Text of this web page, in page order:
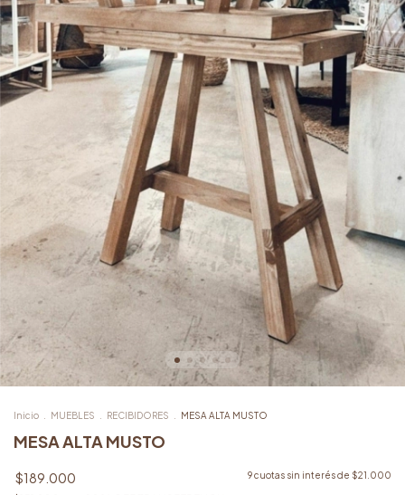
Inicio MUEBLES RECIBIDORES MESA ALTA MUSTO
MESA ALTA MUSTO
$189.000 9cuotas sin interés de $21.000